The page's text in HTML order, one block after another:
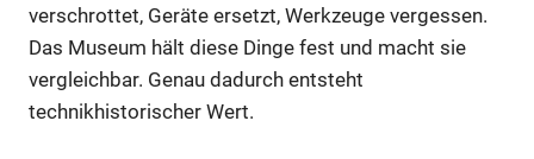
verschrottet, Geräte ersetzt, Werkzeuge vergessen.
Das Museum hält diese Dinge fest und macht sie
vergleichbar. Genau dadurch entsteht
technikhistorischer Wert.